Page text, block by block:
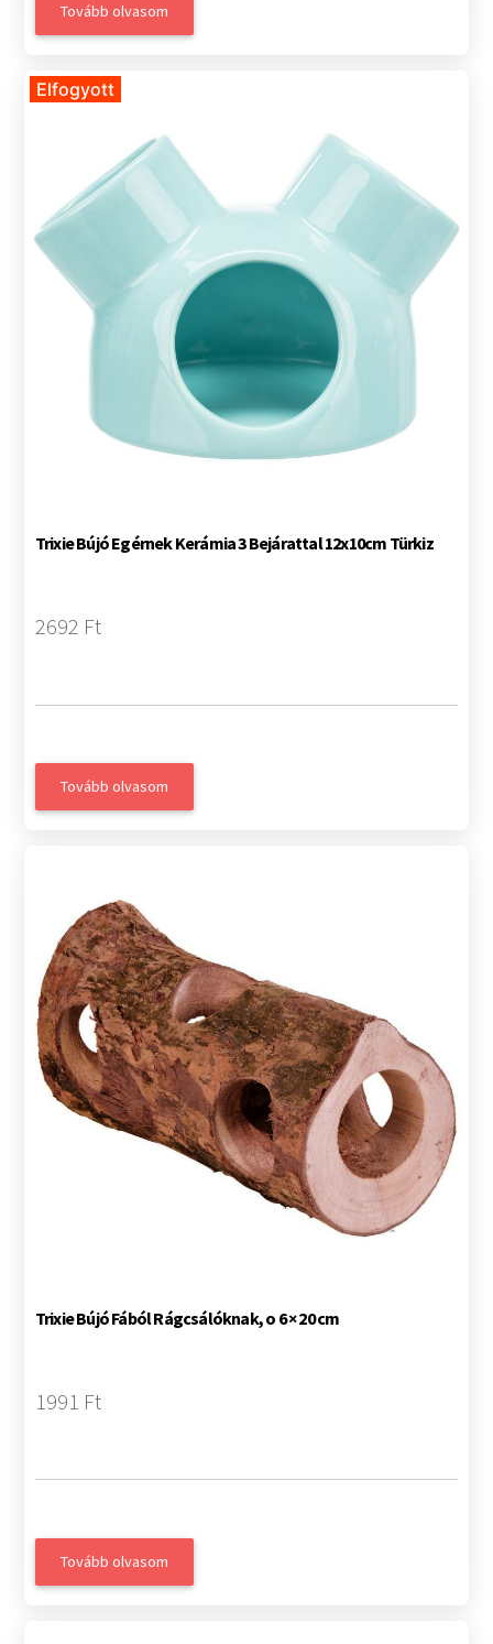
Tovább olvasom
Elfogyott
Trixie Bújó Egérnek Kerámia 3 Bejárattal 12x10cm Türkiz
2692 Ft
Tovább olvasom
Trixie Bújó Fából Rágcsálóknak, o 6 × 20 cm
1991 Ft
Tovább olvasom